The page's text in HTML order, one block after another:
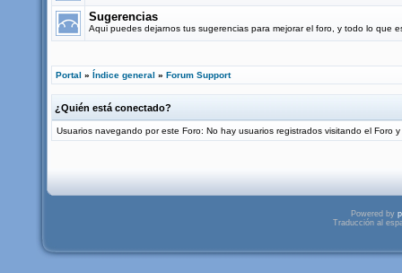
Sugerencias
Aqui puedes dejarnos tus sugerencias para mejorar el foro, y todo lo que
Portal » Índice general » Forum Support
¿Quién está conectado?
Usuarios navegando por este Foro: No hay usuarios registrados visitando el Foro
Powered by
Traducción al